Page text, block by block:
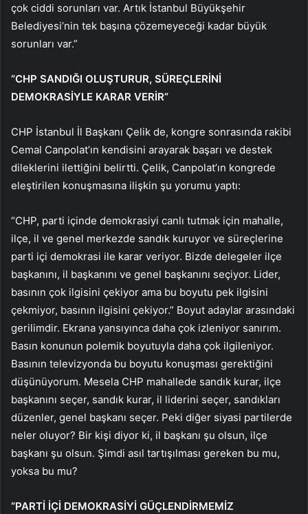
çok ciddi sorunları var. Artık İstanbul Büyükşehir
Belediyesi’nin tek başına çözemeyeceği kadar büyük
sorunları var.”
“CHP SANDIĞI OLUŞTURUR, SÜREÇLERİNİ
DEMOKRASİYLE KARAR VERİR”
CHP İstanbul İl Başkanı Çelik de, kongre sonrasında rakibi
Cemal Canpolat’ın kendisini arayarak başarı ve destek
dileklerini ilettiğini belirtti. Çelik, Canpolat’ın kongrede
eleştirilen konuşmasına ilişkin şu yorumu yaptı:
“CHP, parti içinde demokrasiyi canlı tutmak için mahalle,
ilçe, il ve genel merkezde sandık kuruyor ve süreçlerine
parti içi demokrasi ile karar veriyor. Bizde delegeler ilçe
başkanını, il başkanını ve genel başkanını seçiyor. Lider,
basının çok ilgisini çekiyor ama bu boyutu pek ilgisini
çekmiyor, basının ilgisini çekiyor.” Boyut adaylar arasındaki
gerilimdir. Ekrana yansıyınca daha çok izleniyor sanırım.
Basın konunun polemik boyutuyla daha çok ilgileniyor.
Basının televizyonda bu boyutu konuşması gerektiğini
düşünüyorum. Mesela CHP mahallede sandık kurar, ilçe
başkanını seçer, sandık kurar, il liderini seçer, sandıkları
düzenler, genel başkanı seçer. Peki diğer siyasi partilerde
neler oluyor? Bir kişi diyor ki, il başkanı şu olsun, ilçe
başkanı şu olsun. Şimdi asıl tartışılması gereken bu mu,
yoksa bu mu?
“PARTİ İÇİ DEMOKRASİYİ GÜÇLENDİRMEMİZ